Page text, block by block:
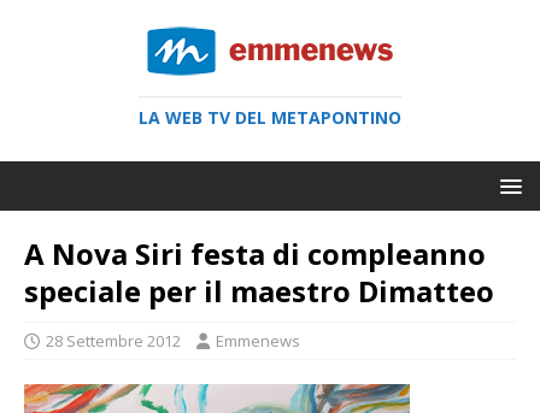
LA WEB TV DEL METAPONTINO
A Nova Siri festa di compleanno
speciale per il maestro Dimatteo
28 Settembre 2012 Emmenews